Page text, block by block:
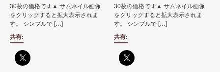
30枚の価格です▲ サムネイル画像
をクリックすると拡大表示されま
す。 シンプルで […]
共有:
30枚の価格です▲ サムネイル画像
をクリックすると拡大表示されま
す。 シンプルで […]
共有: